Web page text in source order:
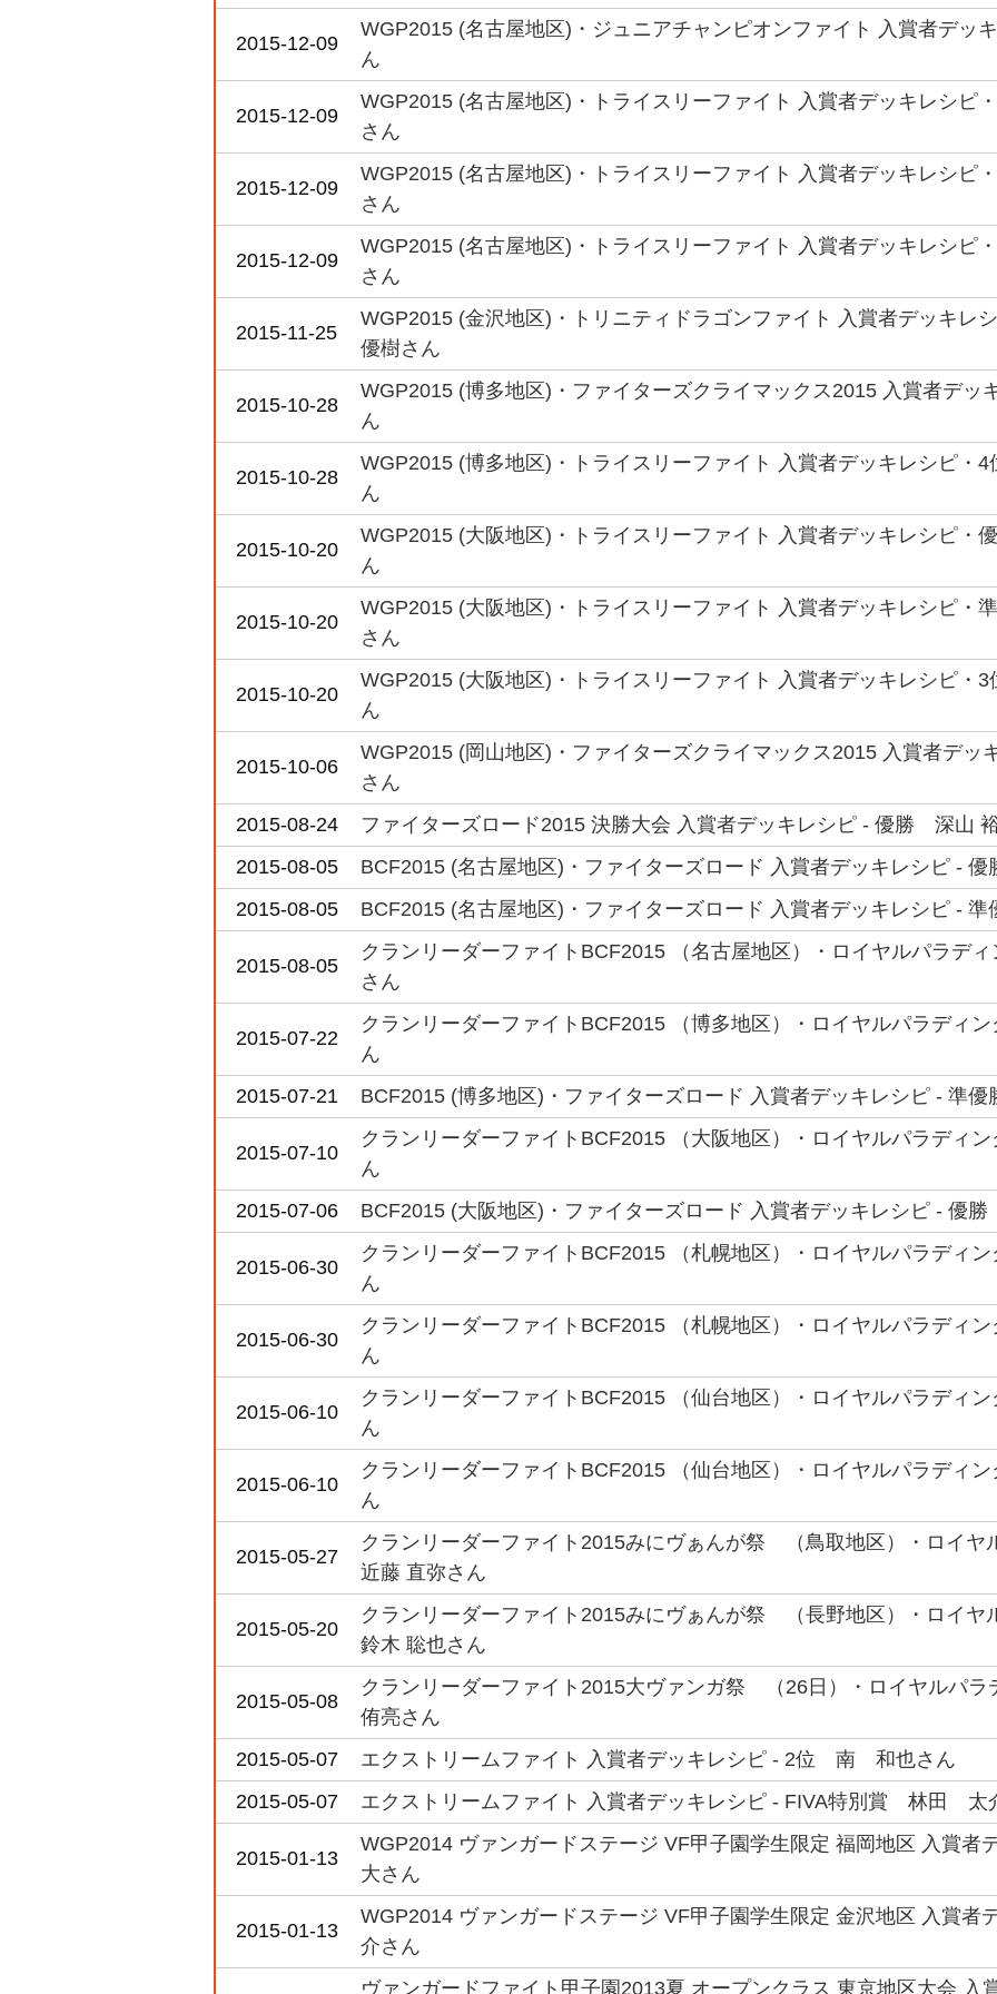
2015-12-09
WGP2015 (名古屋地区)・ジュニアチャンピオンファイト 入賞者デ
ん
2015-12-09
WGP2015 (名古屋地区)・トライスリーファイト 入賞者デッキレシ
さん
2015-12-09
WGP2015 (名古屋地区)・トライスリーファイト 入賞者デッキレシ
さん
2015-12-09
WGP2015 (名古屋地区)・トライスリーファイト 入賞者デッキレシ
さん
2015-11-25
WGP2015 (金沢地区)・トリニティドラゴンファイト 入賞者デッキ
優樹さん
2015-10-28
WGP2015 (博多地区)・ファイターズクライマックス2015 入賞者デ
ん
2015-10-28
WGP2015 (博多地区)・トライスリーファイト 入賞者デッキレシピ
ん
2015-10-20
WGP2015 (大阪地区)・トライスリーファイト 入賞者デッキレシピ
ん
2015-10-20
WGP2015 (大阪地区)・トライスリーファイト 入賞者デッキレシピ
さん
2015-10-20
WGP2015 (大阪地区)・トライスリーファイト 入賞者デッキレシピ
ん
2015-10-06
WGP2015 (岡山地区)・ファイターズクライマックス2015 入賞者デ
さん
2015-08-24
ファイターズロード2015 決勝大会 入賞者デッキレシピ - 優勝 深山
2015-08-05
BCF2015 (名古屋地区)・ファイターズロード 入賞者デッキレシピ -
2015-08-05
BCF2015 (名古屋地区)・ファイターズロード 入賞者デッキレシピ -
2015-08-05
クランリーダーファイトBCF2015 （名古屋地区）・ロイヤルパラデ
さん
2015-07-22
クランリーダーファイトBCF2015 （博多地区）・ロイヤルパラディ
ん
2015-07-21
BCF2015 (博多地区)・ファイターズロード 入賞者デッキレシピ - 準
2015-07-10
クランリーダーファイトBCF2015 （大阪地区）・ロイヤルパラディ
ん
2015-07-06
BCF2015 (大阪地区)・ファイターズロード 入賞者デッキレシピ - 優
2015-06-30
クランリーダーファイトBCF2015 （札幌地区）・ロイヤルパラディ
ん
2015-06-30
クランリーダーファイトBCF2015 （札幌地区）・ロイヤルパラディ
ん
2015-06-10
クランリーダーファイトBCF2015 （仙台地区）・ロイヤルパラディ
ん
2015-06-10
クランリーダーファイトBCF2015 （仙台地区）・ロイヤルパラディ
ん
2015-05-27
クランリーダーファイト2015みにヴぁんが祭 （鳥取地区）・ロイ
近藤 直弥さん
2015-05-20
クランリーダーファイト2015みにヴぁんが祭 （長野地区）・ロイ
鈴木 聡也さん
2015-05-08
クランリーダーファイト2015大ヴァンガ祭 （26日）・ロイヤルパ
侑亮さん
2015-05-07
エクストリームファイト 入賞者デッキレシピ - 2位 南 和也さん
2015-05-07
エクストリームファイト 入賞者デッキレシピ - FIVA特別賞 林田 太
2015-01-13
WGP2014 ヴァンガードステージ VF甲子園学生限定 福岡地区 入賞
大さん
2015-01-13
WGP2014 ヴァンガードステージ VF甲子園学生限定 金沢地区 入賞
介さん
ヴァンガードファイト甲子園2013夏 オープンクラス 東京地区大会 入